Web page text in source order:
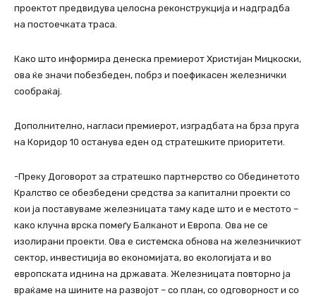
проектот предвидува целосна реконструкција и надградба
на постоечката траса.
Како што информира денеска премиерот Христијан Мицкоски,
ова ќе значи побезбеден, побрз и поефикасен железнички
сообраќај.
Дополнително, нагласи премиерот, изградбата на брза пруга
на Коридор 10 останува еден од стратешките приоритети.
-Преку Договорот за стратешко партнерство со Обединетото
Кралство се обезбедени средства за капитални проекти со
кои ја поставуваме железницата таму каде што и е местото –
како клучна врска помеѓу Балканот и Европа. Ова не се
изолирани проекти. Ова е системска обнова на железничкиот
сектор, инвестиција во економијата, во екологијата и во
европската иднина на државата. Железницата повторно ја
враќаме на шините на развојот – со план, со одговорност и со